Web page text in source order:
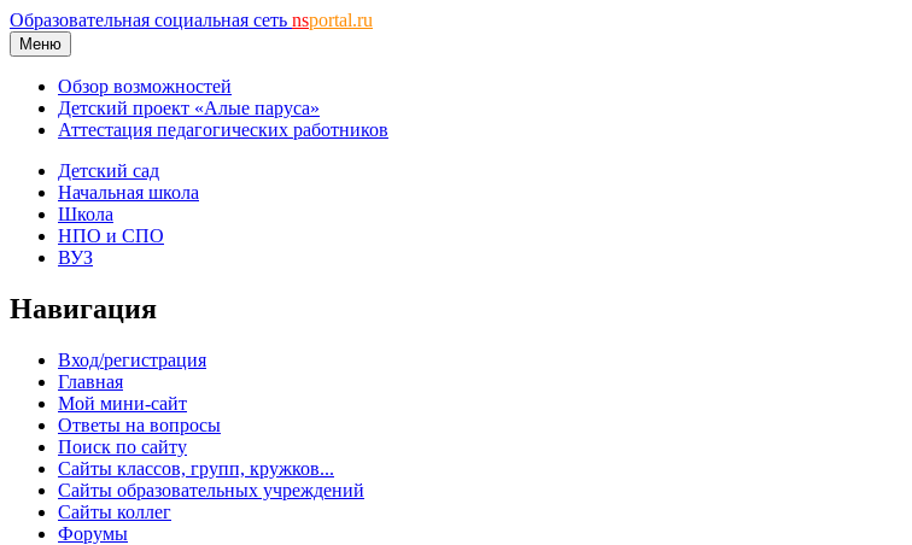
Образовательная социальная сеть nsportal.ru
Меню
Обзор возможностей
Детский проект «Алые паруса»
Аттестация педагогических работников
Детский сад
Начальная школа
Школа
НПО и СПО
ВУЗ
Навигация
Вход/регистрация
Главная
Мой мини-сайт
Ответы на вопросы
Поиск по сайту
Сайты классов, групп, кружков...
Сайты образовательных учреждений
Сайты коллег
Форумы